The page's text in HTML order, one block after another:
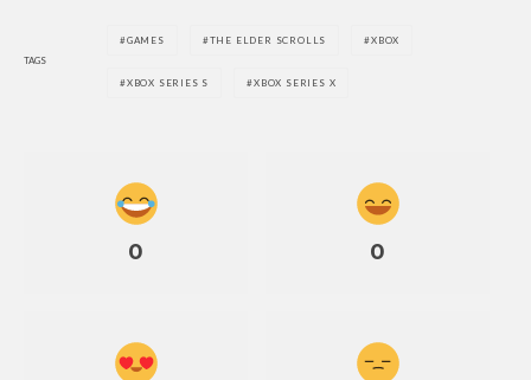
TAGS
GAMES THE ELDER SCROLLS XBOX
XBOX SERIES S XBOX SERIES X
0 0